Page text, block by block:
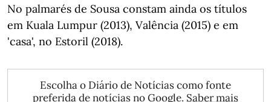
No palmarés de Sousa constam ainda os títulos
em Kuala Lumpur (2013), Valência (2015) e em
'casa', no Estoril (2018).
Escolha o Diário de Notícias como fonte
preferida de notícias no Google. Saber mais